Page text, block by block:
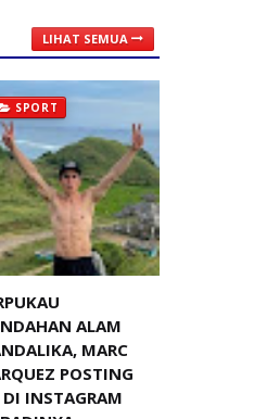
LIHAT SEMUA
SPORT
ALAM
MARC
POSTING
INSTAGRAM